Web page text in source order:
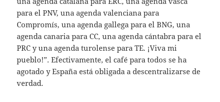
para el PNV, una agenda valenciana para
Compromís, una agenda gallega para el BNG, una
agenda canaria para CC, una agenda cántabra para el
PRC y una agenda turolense para TE. ¡Viva mi
pueblo!”. Efectivamente, el café para todos se ha
agotado y España está obligada a descentralizarse de
verdad.